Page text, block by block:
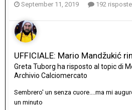
September 11, 2019 192 risposte
UFFICIALE: Mario Mandžukić
Greta Tuborg ha risposto al topic di
Archivio Calciomercato
Sembrero' un senza cuore....ma mi
un minuto